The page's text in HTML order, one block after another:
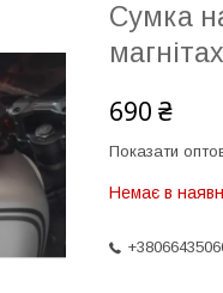
Сумка
690 ₴
Показати
Немає в